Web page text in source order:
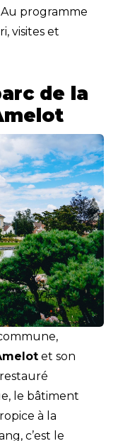
programme
visites et
de la
et son
le bâtiment
à la
c’est le